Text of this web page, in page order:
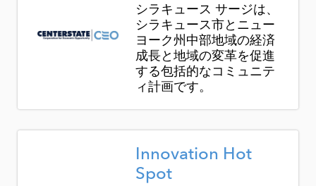
シラキュース サージは、
シラキュース市とニュー
ヨーク州中部地域の経済
成長と地域の変革を促進
する包括的なコミュニテ
ィ計画です。
Image
​Innovation Hot
Spot